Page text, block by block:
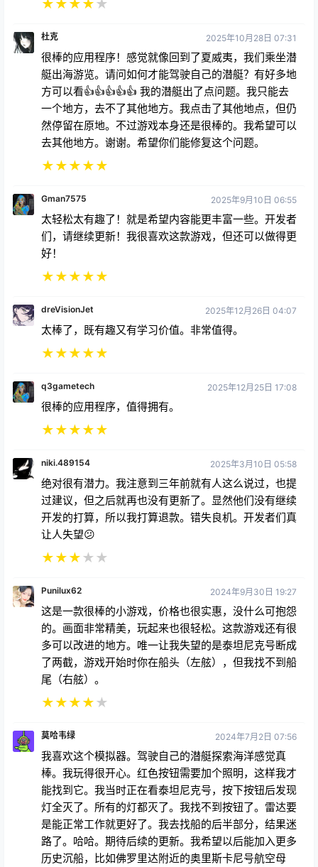
★★★★★
杜克 2025年10月28日 07:31
很棒的应用程序！感觉就像回到了夏威夷，我们乘坐潜
艇出海游览。请问如何才能驾驶自己的潜艇？有好多地
方可以看👍👍👍👍👍 我的潜艇出了点问题。我只能去
一个地方，去不了其他地方。我点击了其他地点，但仍
然停留在原地。不过游戏本身还是很棒的。我希望可以
去其他地方。谢谢。希望你们能修复这个问题。
★★★★★
Gman7575 2025年9月10日 06:55
太轻松太有趣了！就是希望内容能更丰富一些。开发者
们，请继续更新！我很喜欢这款游戏，但还可以做得更
好！
★★★★★
dreVisionJet 2025年12月26日 04:07
太棒了，既有趣又有学习价值。非常值得。
★★★★★
q3gametech 2025年12月25日 17:08
很棒的应用程序，值得拥有。
★★★★★
niki.489154 2025年3月10日 05:58
绝对很有潜力。我注意到三年前就有人这么说过，也提
过建议，但之后就再也没有更新了。显然他们没有继续
开发的打算，所以我打算退款。错失良机。开发者们真
让人失望😕
★★★★ ★
Punilux62 2024年9月30日 19:27
这是一款很棒的小游戏，价格也很实惠，没什么可抱怨
的。画面非常精美，玩起来也很轻松。这款游戏还有很
多可以改进的地方。唯一让我失望的是泰坦尼克号断成
了两截，游戏开始时你在船头（左舷），但我找不到船
尾（右舷）。
★★★★★
莫哈韦绿 2024年7月2日 07:56
我喜欢这个模拟器。驾驶自己的潜艇探索海洋感觉真
棒。我玩得很开心。红色按钮需要加个照明，这样我才
能找到它。我当时正在看泰坦尼克号，按下按钮后发现
灯全灭了。所有的灯都灭了。我找不到按钮了。雷达要
是能正常工作就更好了。我去找船的后半部分，结果迷
路了。哈哈。期待后续的更新。我希望以后能加入更多
历史沉船，比如佛罗里达附近的奥里斯卡尼号航空母